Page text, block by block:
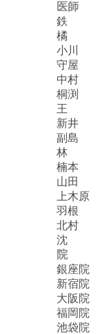
医師
鉄
橘
小川
守屋
中村
桐渕
王
新井
副島
林
楠本
山田
上木原
羽根
北村
沈
院
銀座院
新宿院
大阪院
福岡院
池袋院